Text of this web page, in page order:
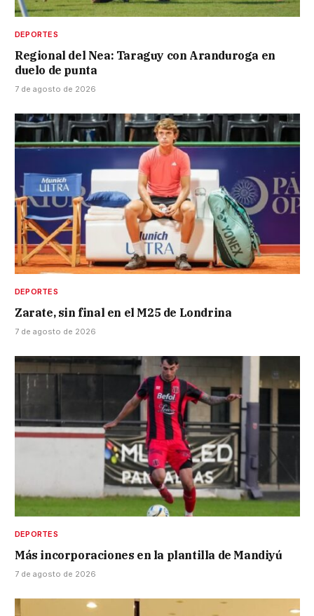
DEPORTES
Regional del Nea: Taraguy con Aranduroga en
duelo de punta
7 de agosto de 2026
DEPORTES
Zarate, sin final en el M25 de Londrina
7 de agosto de 2026
DEPORTES
Más incorporaciones en la plantilla de Mandiyú
7 de agosto de 2026